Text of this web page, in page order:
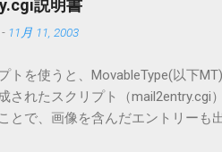
説明書
- 11月 11, 2003
トを使うと、MovableType(以下
されたスクリプト（
とで、画像を含んだエントリーも